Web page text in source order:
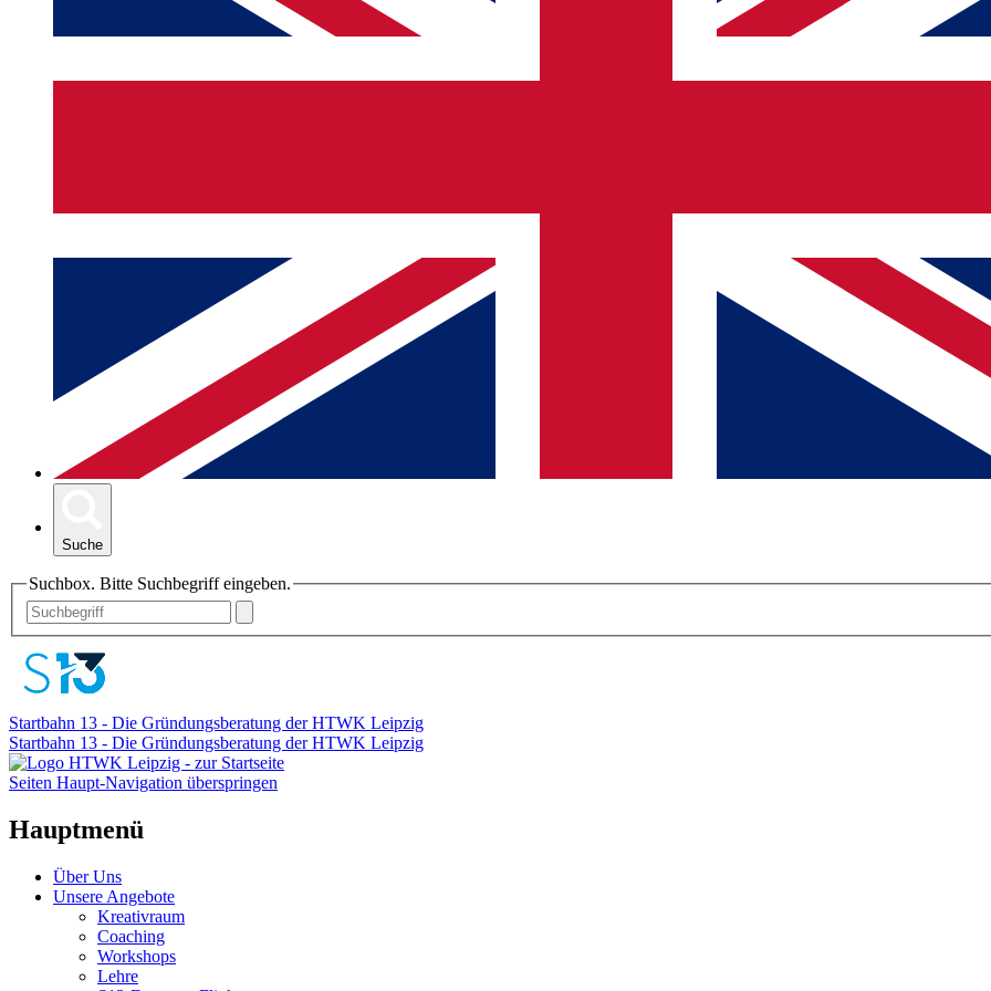
Suche
Suchbox. Bitte Suchbegriff eingeben.
Startbahn 13 - Die Gründungsberatung der HTWK Leipzig
Startbahn 13 - Die Gründungsberatung der HTWK Leipzig
Seiten Haupt-Navigation überspringen
Hauptmenü
Über Uns
Unsere Angebote
Kreativraum
Coaching
Workshops
Lehre